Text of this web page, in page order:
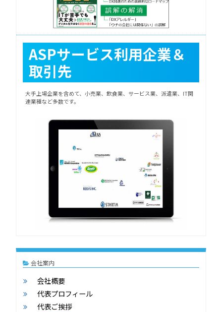
ASPサービス利用企業＆
取引先
大手上場企業を含めて、小売業、飲食業、サービス業、派遣業、IT関
連業種など多数です。
会社案内
会社概要
代表プロフィール
代表ご挨拶